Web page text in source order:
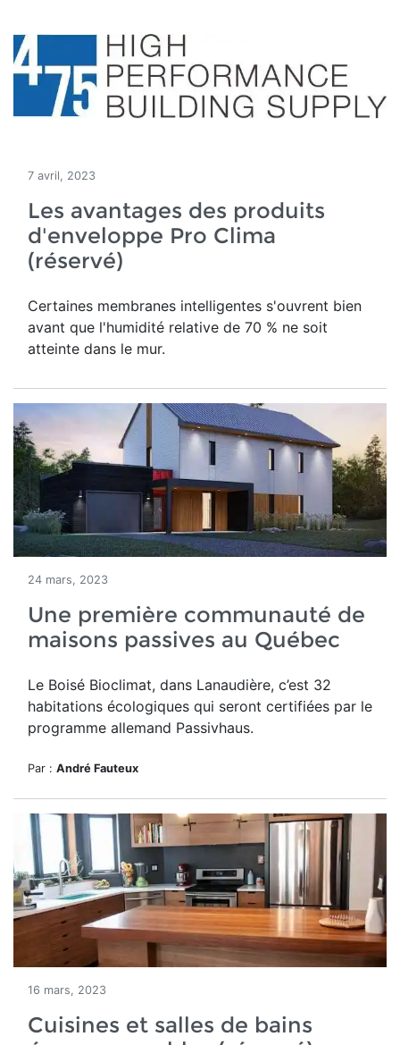
7 avril, 2023
Les avantages des produits
d'enveloppe Pro Clima
(réservé)
Certaines membranes intelligentes s'ouvrent bien
avant que l'humidité relative de 70 % ne soit
atteinte dans le mur.
24 mars, 2023
Une première communauté de
maisons passives au Québec
Le Boisé Bioclimat, dans Lanaudière, c’est 32
habitations écologiques qui seront certifiées par le
programme allemand Passivhaus.
Par : André Fauteux
16 mars, 2023
Cuisines et salles de bains